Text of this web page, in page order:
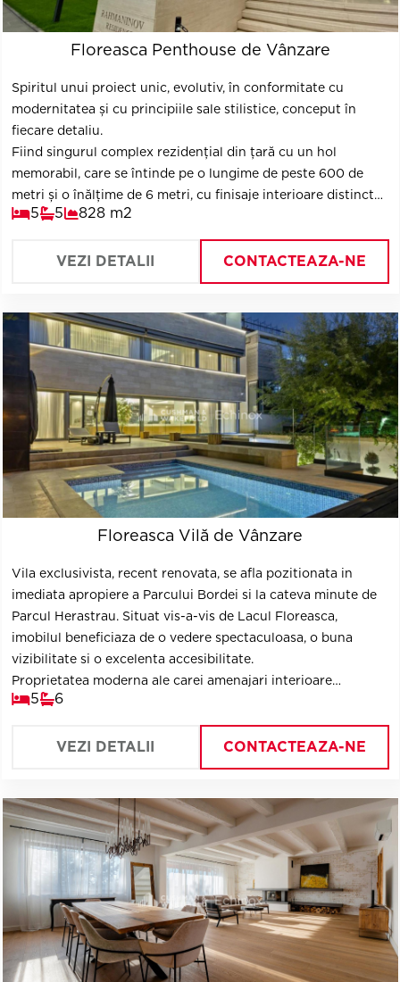
Floreasca Penthouse de Vânzare
Spiritul unui proiect unic, evolutiv, în conformitate cu
modernitatea și cu principiile sale stilistice, conceput în
fiecare detaliu.
Fiind singurul complex rezidențial din țară cu un hol
memorabil, care se întinde pe o lungime de peste 600 de
metri și o înălțime de 6 metri, cu finisaje interioare distincte
și o vedere unică spre Parcul Verdi și Lacul Floreasca, sunt
doar câteva puncte remarcabile ale noului proiect
rezidențial.
5 5 828 m2
VEZI DETALII CONTACTEAZA-NE
Floreasca Vilă de Vânzare
Vila exclusivista, recent renovata, se afla pozitionata in
imediata apropiere a Parcului Bordei si la cateva minute de
Parcul Herastrau. Situat vis-a-vis de Lacul Floreasca,
imobilul beneficiaza de o vedere spectaculoasa, o buna
vizibilitate si o excelenta accesibilitate.
Proprietatea moderna ale carei amenajari interioare
impresioneaza prin calitatea finisajelor, dar si prin proportia
echilibrata a spatiilor interioare, poate acomoda o resedinta
ce impresioneaza prin designul personalizat si facilitati.
5 6
VEZI DETALII CONTACTEAZA-NE